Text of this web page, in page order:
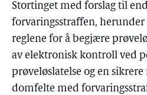
Stortinget med forslag til
forvaringsstraffen,
reglene for å begjære
av elektronisk kontroll ved
prøveløslatelse og en
domfelte med